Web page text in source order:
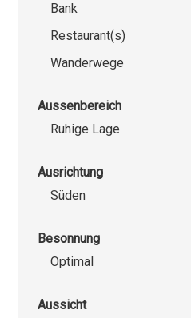
Bank
Restaurant(s)
Wanderwege
Aussenbereich
Ruhige Lage
Ausrichtung
Süden
Besonnung
Optimal
Aussicht